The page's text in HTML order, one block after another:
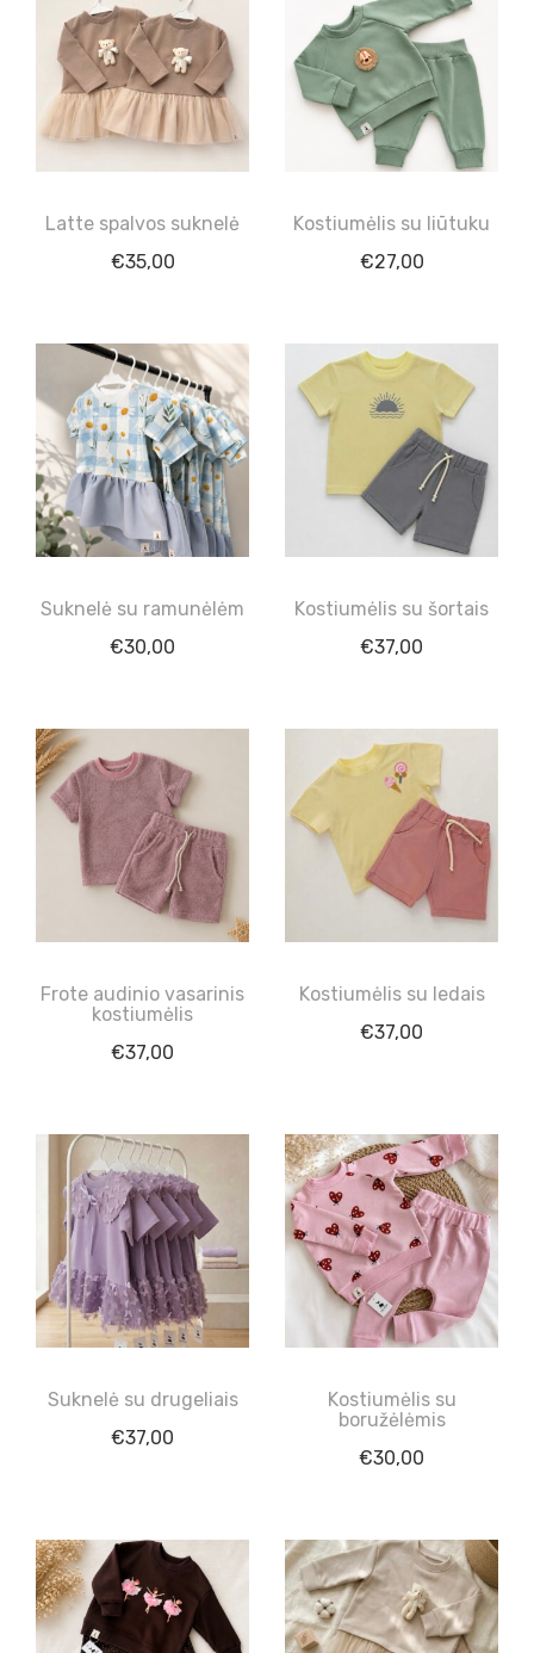
Latte spalvos suknelė
€35,00
Kostiumėlis su liūtuku
€27,00
Suknelė su ramunėlėm
€30,00
Kostiumėlis su šortais
€37,00
Frote audinio vasarinis
kostiumėlis
€37,00
Kostiumėlis su ledais
€37,00
Suknelė su drugeliais
€37,00
Kostiumėlis su
boružėlėmis
€30,00